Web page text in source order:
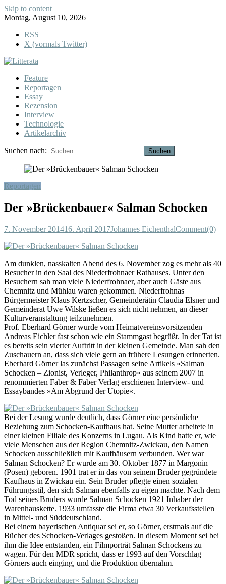
Skip to content
Montag, August 10, 2026
RSS
X (vormals Twitter)
Feature
Reportagen
Essay
Rezension
Interview
Technologie
Artikelarchiv
Suchen nach:
Reportagen
Der »Brückenbauer« Salman Schocken
7. November 201416. April 2017Johannes EichenthalComment(0)
Am dunklen, nasskalten Abend des 6. November zog es mehr als 40
Besucher in den Saal des Niederfrohnaer Rathauses. Unter den
Besuchern sah man viele Niederfrohnaer, aber auch Gäste aus
Chemnitz und Mühlau waren gekommen. Niederfrohnas
Bürgermeister Klaus Kertzscher, Gemeinderätin Claudia Elsner und
Gemeinderat Uwe Wilske ließen es sich nicht nehmen, an dieser
Kulturveranstaltung teilzunehmen.
Prof. Eberhard Görner wurde vom Heimatvereinsvorsitzenden
Andreas Eichler fast schon wie ein Stammgast begrüßt. In der Tat ist
es bereits sein vierter Auftritt in der kleinen Gemeinde. Man sah den
Zuschauern an, dass sich viele gern an frühere Lesungen erinnerten.
Eberhard Görner las zunächst Passagen seine Artikels »Salman
Schocken – Zionist, Verleger, Philanthrop« aus seinem 2007 in
renommierten Faber & Faber Verlag erschienen Interview- und
Essaybandes »Am Abgrund der Utopie«.
Bei der Lesung wurde deutlich, dass Görner eine persönliche
Beziehung zum Schocken-Kaufhaus hat. Seine Mutter arbeitete in
einer kleinen Filiale des Konzerns in Lugau. Als Kind hatte er, wie
viele Menschen aus der Region Chemnitz-Zwickau, den Namen
Schocken ausschließlich mit Kaufhäusern verbunden. Wer war
Salman Schocken? Er wurde am 30. Oktober 1877 in Margonin
(Posen) geboren. 1901 trat er in das von seinem Bruder gegründete
Kaufhaus in Zwickau ein. Sein Bruder pflegte einen sozialen
Führungsstil, den sich Salman ebenfalls zu eigen machte. Nach dem
Tod seines Bruders wurde Salman Schocken 1921 Inhaber der
Warenhauskette. 1933 umfasste die Firma etwa 30 Verkaufsstellen
in Mittel- und Süddeutschland.
Bei einem bayerischen Antiquar sei er, so Görner, erstmals auf die
Bücher des Schocken-Verlages gestoßen. In diesem Moment sei bei
ihm die Idee entstanden, ein Filmporträt Salman Schockens zu
wagen. Für den MDR spricht, dass er 1993 auf den Vorschlag
Görners auch einging, und die Produktion übernahm.